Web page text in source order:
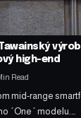
Tawainský
high-end
Read
mid-range
´One´ modelu.…